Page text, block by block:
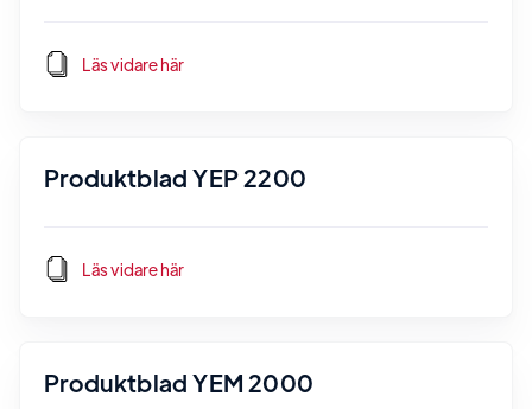
Läs vidare här
Produktblad YEP 2200
Läs vidare här
Produktblad YEM 2000